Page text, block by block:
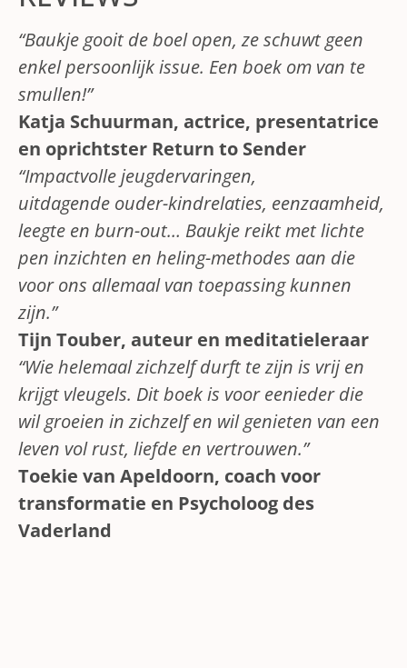
“Baukje gooit de boel open, ze schuwt geen
enkel persoonlijk issue. Een boek om van te
smullen!”
Katja Schuurman, actrice, presentatrice
en oprichtster Return to Sender
“Impactvolle jeugdervaringen,
uitdagende ouder-kindrelaties, eenzaamheid,
leegte en burn-out… Baukje reikt met lichte
pen inzichten en heling-methodes aan die
voor ons allemaal van toepassing kunnen
zijn.”
Tijn Touber, auteur en meditatieleraar
“Wie helemaal zichzelf durft te zijn is vrij en
krijgt vleugels. Dit boek is voor eenieder die
wil groeien in zichzelf en wil genieten van een
leven vol rust, liefde en vertrouwen.”
Toekie van Apeldoorn, coach voor
transformatie en Psycholoog des
Vaderland